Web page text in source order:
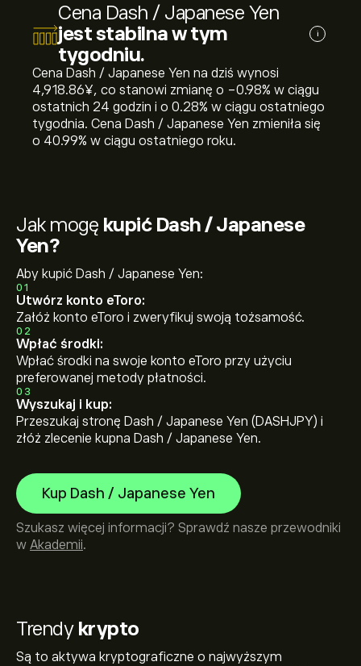
Trendy krypto
Są to aktywa kryptograficzne o najwyższym
Cena Dash / Japanese Yen
jest stabilna w tym
tygodniu.
i
Cena Dash / Japanese Yen na dziś wynosi
4,918.86‎¥‎, co stanowi zmianę o ‎-0.98‎% w ciągu
ostatnich 24 godzin i o ‎0.28‎% w ciągu ostatniego
tygodnia. Cena Dash / Japanese Yen zmieniła się
o ‎40.99‎% w ciągu ostatniego roku.
Jak mogę kupić Dash / Japanese
Yen?
Aby kupić Dash / Japanese Yen:
01
Utwórz konto eToro:
Załóż konto eToro i zweryfikuj swoją tożsamość.
02
Wpłać środki:
Wpłać środki na swoje konto eToro przy użyciu
preferowanej metody płatności.
03
Wyszukaj i kup:
Przeszukaj stronę Dash / Japanese Yen (DASHJPY) i
złóż zlecenie kupna Dash / Japanese Yen.
Kup Dash / Japanese Yen
Szukasz więcej informacji? Sprawdź nasze przewodniki
w Akademii.